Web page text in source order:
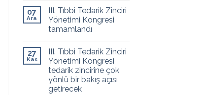
07
Ara
III. Tıbbi Tedarik Zinciri
Yönetimi Kongresi
tamamlandı
27
Kas
III. Tıbbi Tedarik Zinciri
Yönetimi Kongresi
tedarik zincirine çok
yönlü bir bakış açısı
getirecek